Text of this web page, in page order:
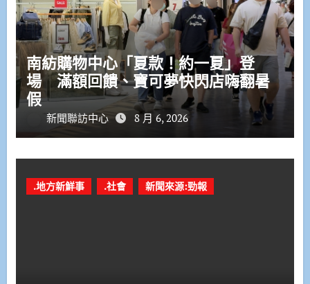
南紡購物中心「夏款！約一夏」登
場 滿額回饋、寶可夢快閃店嗨翻暑
假
新聞聯訪中心 8 月 6, 2026
.地方新鮮事 .社會 新聞來源:勁報